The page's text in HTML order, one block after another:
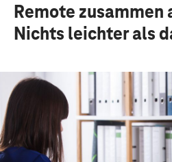
Remote zusammen
Nichts leichter als